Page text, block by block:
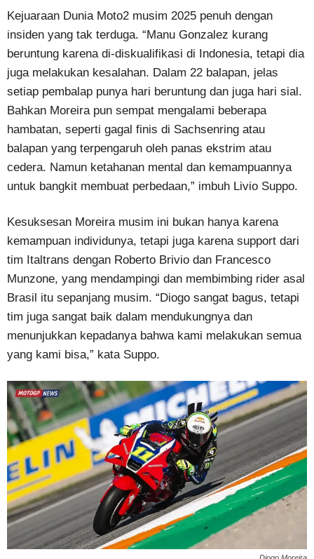
Kejuaraan Dunia Moto2 musim 2025 penuh dengan
insiden yang tak terduga. “Manu Gonzalez kurang
beruntung karena di-diskualifikasi di Indonesia, tetapi dia
juga melakukan kesalahan. Dalam 22 balapan, jelas
setiap pembalap punya hari beruntung dan juga hari sial.
Bahkan Moreira pun sempat mengalami beberapa
hambatan, seperti gagal finis di Sachsenring atau
balapan yang terpengaruh oleh panas ekstrim atau
cedera. Namun ketahanan mental dan kemampuannya
untuk bangkit membuat perbedaan,” imbuh Livio Suppo.
Kesuksesan Moreira musim ini bukan hanya karena
kemampuan individunya, tetapi juga karena support dari
tim Italtrans dengan Roberto Brivio dan Francesco
Munzone, yang mendampingi dan membimbing rider asal
Brasil itu sepanjang musim. “Diogo sangat bagus, tetapi
tim juga sangat baik dalam mendukungnya dan
menunjukkan kepadanya bahwa kami melakukan semua
yang kami bisa,” kata Suppo.